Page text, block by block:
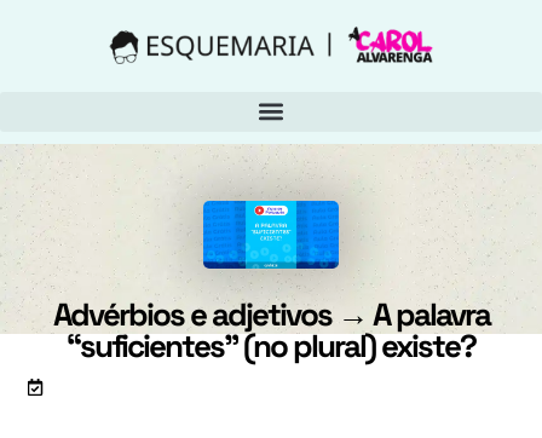
Advérbios e adjetivos → A palavra
“suficientes” (no plural) existe?